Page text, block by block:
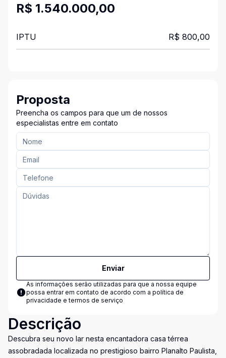
R$ 1.540.000,00
IPTU R$ 800,00
Proposta
Preencha os campos para que um de nossos
especialistas entre em contato
Enviar
As informações serão utilizadas para que a nossa equipe
possa entrar em contato de acordo com a política de
privacidade e termos de serviço
Descrição
Descubra seu novo lar nesta encantadora casa térrea
assobradada localizada no prestigioso bairro Planalto Paulista,